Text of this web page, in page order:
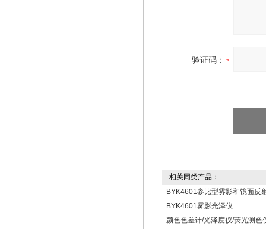
验证码：
相关同类产品：
BYK4601参比型雾影和镜面反
BYK4601雾影光泽仪
颜色色差计/光泽度仪/荧光测色